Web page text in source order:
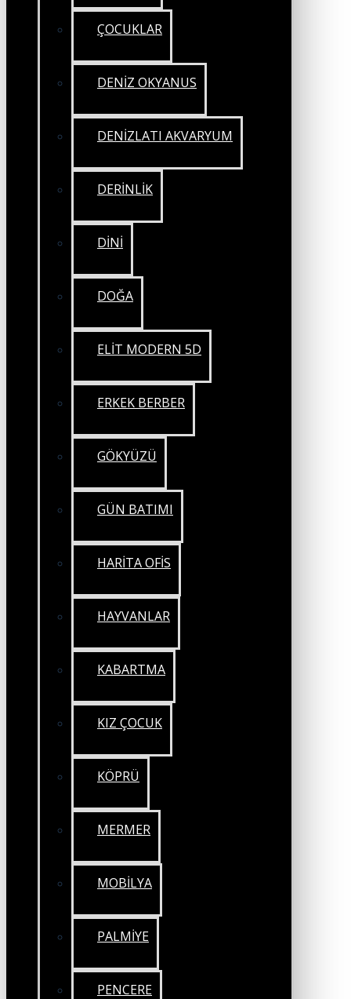
ÇOCUKLAR
DENİZ OKYANUS
DENİZLATI AKVARYUM
DERİNLİK
DİNİ
DOĞA
ELİT MODERN 5D
ERKEK BERBER
GÖKYÜZÜ
GÜN BATIMI
HARİTA OFİS
HAYVANLAR
KABARTMA
KIZ ÇOCUK
KÖPRÜ
MERMER
MOBİLYA
PALMİYE
PENCERE